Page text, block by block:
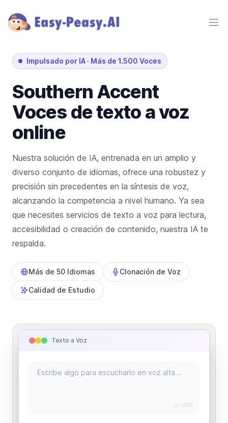
Impulsado por IA · Más de 1.500 Voces
Southern Accent
Voces de texto a voz
online
Nuestra solución de IA, entrenada en un amplio y
diverso conjunto de idiomas, ofrece una robustez y
precisión sin precedentes en la síntesis de voz,
alcanzando la competencia a nivel humano. Ya sea
que necesites servicios de texto a voz para lectura,
accesibilidad o creación de contenido, nuestra IA te
respalda.
Más de 50 Idiomas Clonación de Voz
Calidad de Estudio
Texto a Voz
0/1000